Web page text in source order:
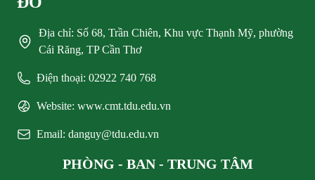
Địa chỉ: Số 68, Trần Chiên, Khu vực Thạnh Mỹ, phường
Cái Răng, TP Cần Thơ
Điện thoại: 02922 740 768
Website: www.cmt.tdu.edu.vn
Email: danguy@tdu.edu.vn
PHÒNG - BAN - TRUNG TÂM